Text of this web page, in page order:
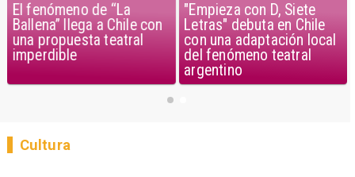
El fenómeno de “La
Ballena” llega a Chile con
una propuesta teatral
imperdible
"Empieza con D, Siete
Letras" debuta en Chile
con una adaptación local
del fenómeno teatral
argentino
Cultura